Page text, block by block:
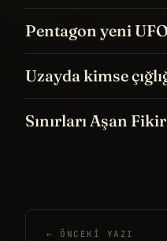
Pentagon yeni
Uzayda kimse
Sınırları Aşan
← ÖNCEKI YAZI